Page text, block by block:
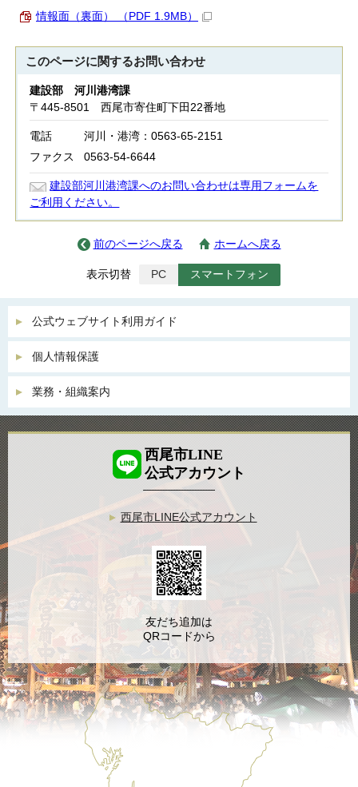
情報面（裏面） （PDF 1.9MB）
このページに関するお問い合わせ
建設部 河川港湾課
〒445-8501 西尾市寄住町下田22番地
電話
河川・港湾：0563-65-2151
ファクス
0563-54-6644
建設部河川港湾課へのお問い合わせは専用フォームを
ご利用ください。
前のページへ戻る ホームへ戻る
表示切替 PC スマートフォン
公式ウェブサイト利用ガイド
個人情報保護
業務・組織案内
西尾市LINE
公式アカウント
西尾市LINE公式アカウント
友だち追加は
QRコードから